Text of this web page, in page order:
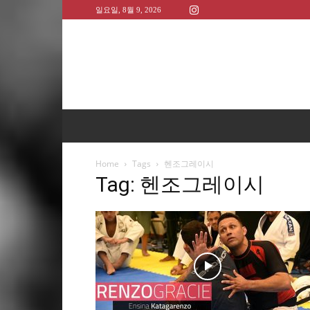
일요일, 8월 9, 2026
Home Tags 헨조그레이시
Tag: 헨조그레이시